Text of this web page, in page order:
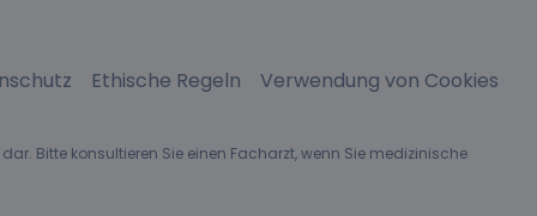
Ethische Regeln
Verwendung von Cookies
Bitte konsultieren Sie einen Facharzt, wenn Sie medizinische